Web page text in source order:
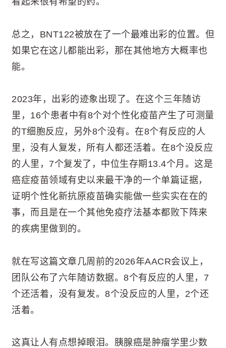
总之，BNT122被放在了一个最难出彩的位置。但
如果它在这儿都能出彩，那在其他地方大概率也
能。
2023年，出彩的迹象出现了。在这个三年随访
里，16个患者中有8个对个性化疫苗产生了可测量
的T细胞反应，另外8个没有。在8个有反应的人
里，没有人复发，所有人都还活着。在8个没反应
的人里，7个复发了，中位生存期13.4个月。这是
癌症疫苗领域有史以来最干净的一个单篇证据，
证明个性化新抗原疫苗确实能做一些实实在在的
事，而且是在一个其他免疫疗法基本都败下阵来
的疾病里做到的。
就在写这篇文章几周前的2026年AACR会议上，
团队公布了六年随访数据。8个有反应的人里，7
个还活着，没有复发。8个没反应的人里，2个还
活着。
这真让人有点想掉眼泪。胰腺癌是肿瘤学里少数